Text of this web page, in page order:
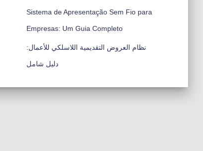
Sistema de Apresentação Sem Fio para
Empresas: Um Guia Completo
نظام العروض التقديمية اللاسلكي للأعمال:
دليل شامل